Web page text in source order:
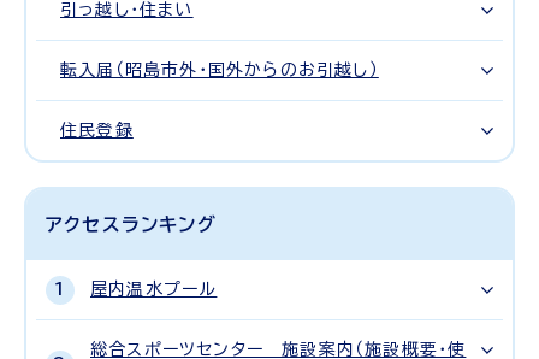
引っ越し・住まい
転入届（昭島市外・国外からのお引越し）
住民登録
アクセスランキング
屋内温水プール
総合スポーツセンター 施設案内（施設概要・使